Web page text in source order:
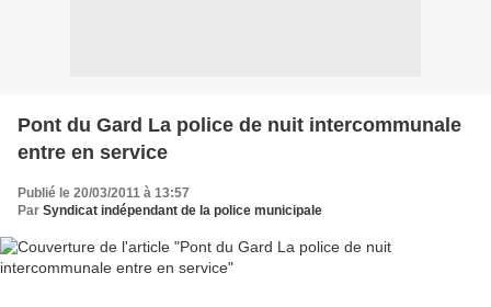
Pont du Gard La police de nuit intercommunale
entre en service
Publié le 20/03/2011 à 13:57
Par Syndicat indépendant de la police municipale